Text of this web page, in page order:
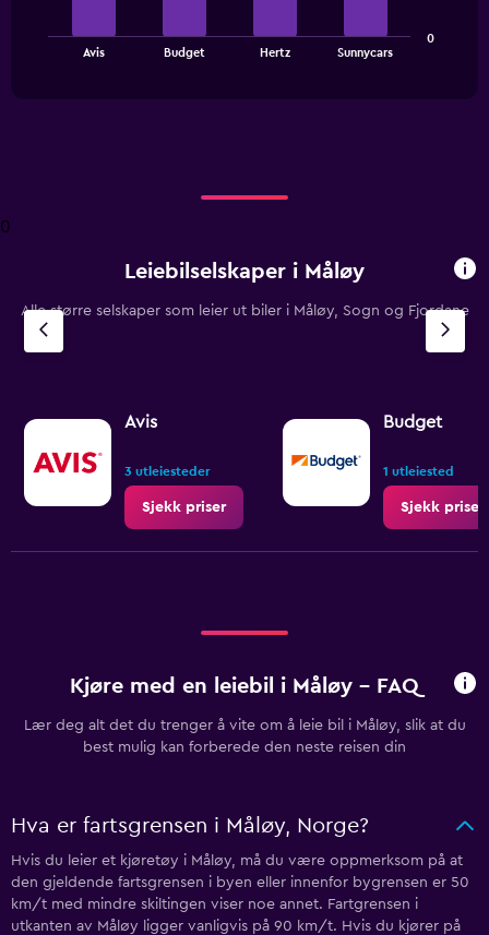
1
Y
axis
Range:
to
Avis Budget Hertz Sunnycars
0
0
Leiebilselskaper i Måløy
Alle større selskaper som leier ut biler i Måløy, Sogn og Fjordane
Avis
3 utleiesteder
Sjekk priser
Budget
1 utleiested
Sjekk priser
Kjøre med en leiebil i Måløy - FAQ
Lær deg alt det du trenger å vite om å leie bil i Måløy, slik at du
best mulig kan forberede den neste reisen din
Hva er fartsgrensen i Måløy, Norge?
Hvis du leier et kjøretøy i Måløy, må du være oppmerksom på at
den gjeldende fartsgrensen i byen eller innenfor bygrensen er 50
km/t med mindre skiltingen viser noe annet. Fartgrensen i
utkanten av Måløy ligger vanligvis på 90 km/t. Hvis du kjører på